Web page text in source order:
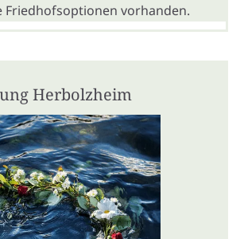
Friedhofsoptionen vorhanden.
Herbolzheim